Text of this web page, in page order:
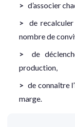
d’associer
de
nombre de
de
production,
de connaître
marge.